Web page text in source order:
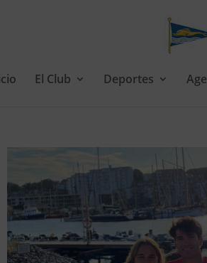
El Club Deportes